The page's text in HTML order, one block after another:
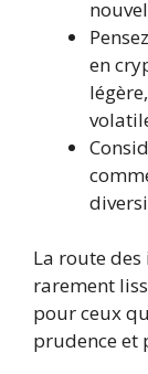
en
La route
rarement
pour ceux
prudence et